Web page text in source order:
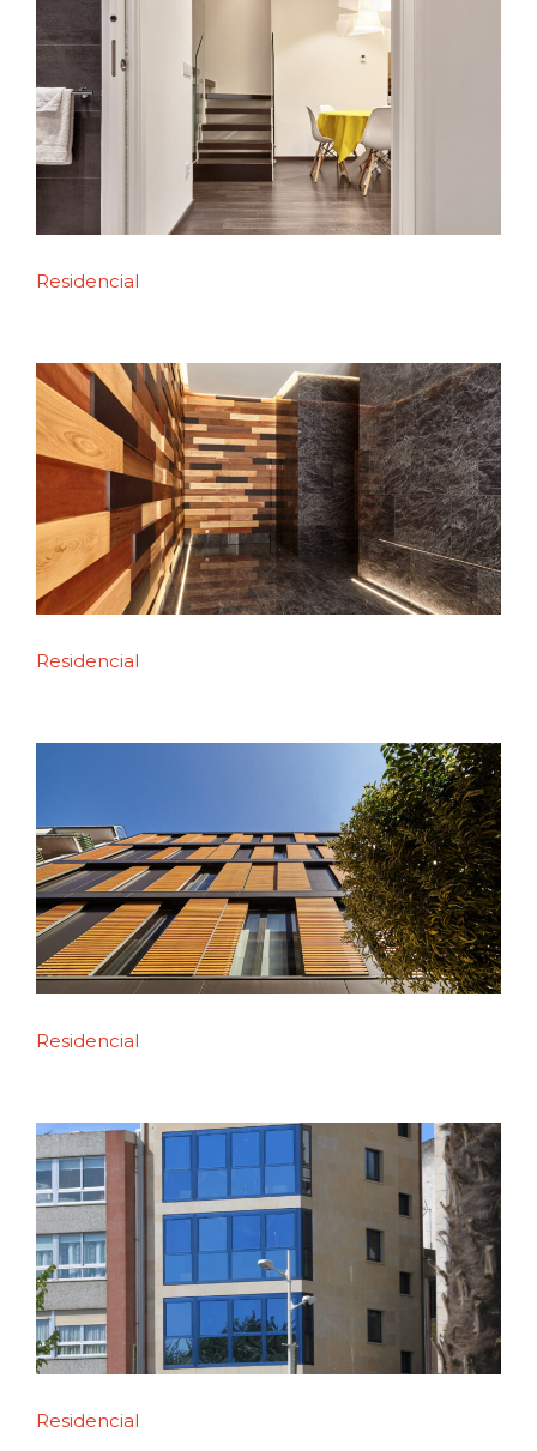
Residencial
Residencial
Residencial
Residencial